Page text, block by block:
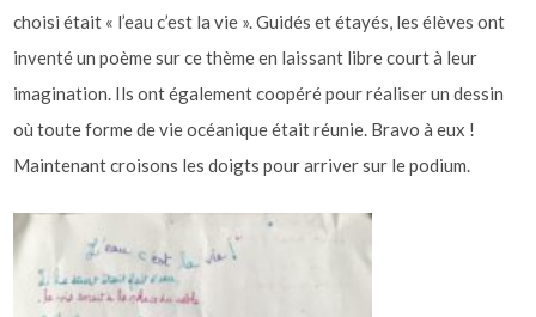
choisi était « l’eau c’est la vie ». Guidés et étayés, les élèves ont
inventé un poème sur ce thème en laissant libre court à leur
imagination. Ils ont également coopéré pour réaliser un dessin
où toute forme de vie océanique était réunie. Bravo à eux !
Maintenant croisons les doigts pour arriver sur le podium.